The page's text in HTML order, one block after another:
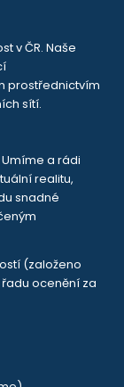
v ČR. Naše
prostřednictvím
sítí.
a rádi
realitu,
snadné
(založeno
řadu ocenění za